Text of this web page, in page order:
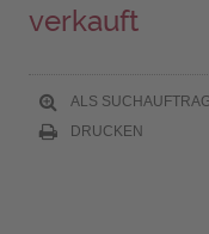
verkauft
ALS
DRUCKEN